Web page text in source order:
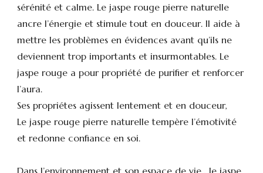
sérénité et calme. Le jaspe rouge pierre naturelle
ancre l’énergie et stimule tout en douceur. Il aide à
mettre les problèmes en évidences avant qu’ils ne
deviennent trop importants et insurmontables. Le
jaspe rouge a pour propriété de purifier et renforcer
l’aura.
Ses propriétes agissent lentement et en douceur,
Le jaspe rouge pierre naturelle tempère l’émotivité
et redonne confiance en soi.
Dans l’environnement et son espace de vie , le jaspe